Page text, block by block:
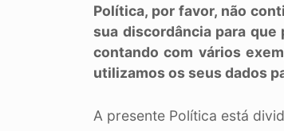
Política, por favor, não
sua discordância para
contando com vários
utilizamos os seus dados
A presente Política está